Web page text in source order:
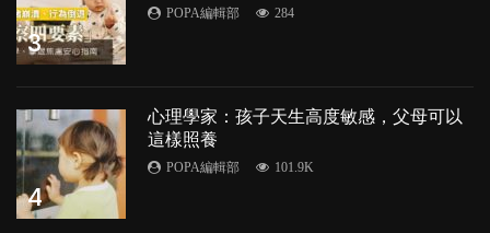
3
POPA編輯部 284
4
心理學家：孩子天生高度敏感，父母可以
這樣照養
POPA編輯部 101.9K